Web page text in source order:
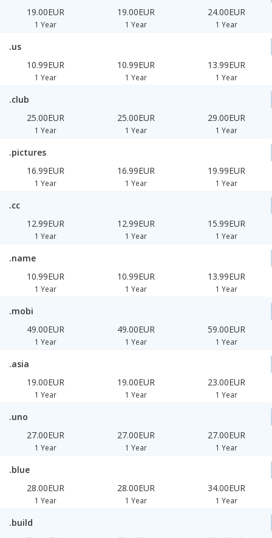
19.00EUR
1 Year
19.00EUR
1 Year
24.00EUR
1 Year
.us
10.99EUR
1 Year
10.99EUR
1 Year
13.99EUR
1 Year
.club
25.00EUR
1 Year
25.00EUR
1 Year
29.00EUR
1 Year
.pictures
16.99EUR
1 Year
16.99EUR
1 Year
19.99EUR
1 Year
.cc
12.99EUR
1 Year
12.99EUR
1 Year
15.99EUR
1 Year
.name
10.99EUR
1 Year
10.99EUR
1 Year
13.99EUR
1 Year
.mobi
49.00EUR
1 Year
49.00EUR
1 Year
59.00EUR
1 Year
.asia
19.00EUR
1 Year
19.00EUR
1 Year
23.00EUR
1 Year
.uno
27.00EUR
1 Year
27.00EUR
1 Year
27.00EUR
1 Year
.blue
28.00EUR
1 Year
28.00EUR
1 Year
34.00EUR
1 Year
.build